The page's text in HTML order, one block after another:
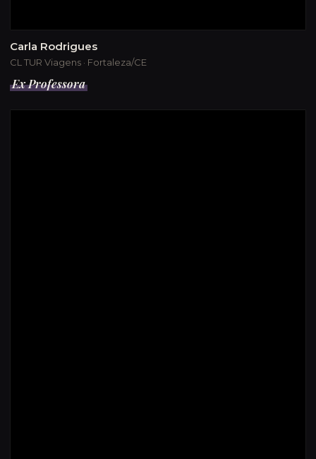
Carla Rodrigues
CL TUR Viagens · Fortaleza/CE
Ex Professora